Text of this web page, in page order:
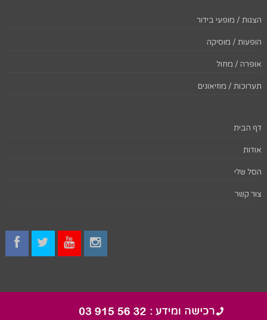
הצגות / מופעי בידור
הופעות / מוסיקה
אופרה / מחול
תערוכות / מוזיאונים
דף הבית
אודות
הסל שלי
צור קשר